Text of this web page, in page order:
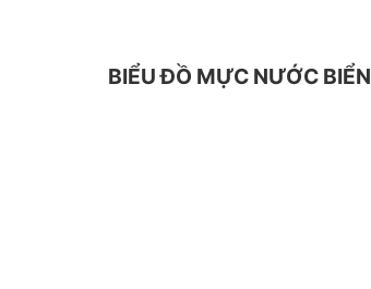
BIỂU ĐỒ MỰC NƯỚC BIỂN